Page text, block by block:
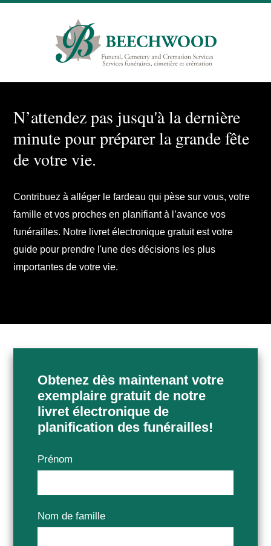
N’attendez pas jusqu'à la dernière
minute pour préparer la grande fête
de votre vie.
Contribuez à alléger le fardeau qui pèse sur vous, votre
famille et vos proches en planifiant à l’avance vos
funérailles. Notre livret électronique gratuit est votre
guide pour prendre l'une des décisions les plus
importantes de votre vie.
Obtenez dès maintenant votre
exemplaire gratuit de notre
livret électronique de
planification des funérailles!
Prénom
Nom de famille